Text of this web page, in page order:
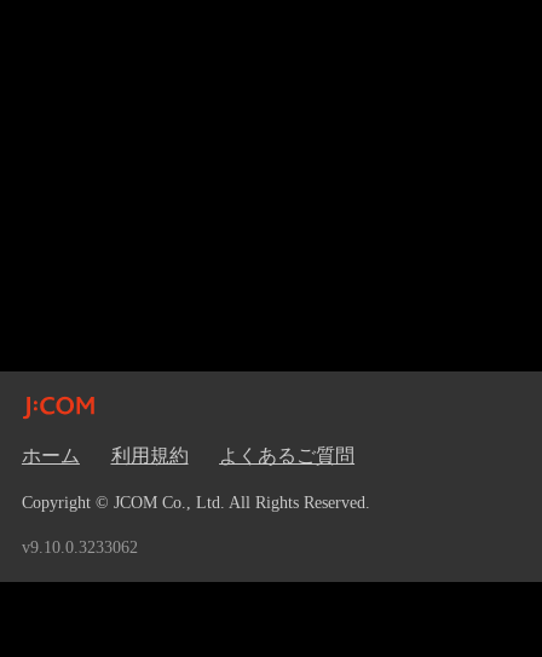
ホーム 利用規約 よくあるご質問
Copyright © JCOM Co., Ltd. All Rights Reserved.
v9.10.0.3233062